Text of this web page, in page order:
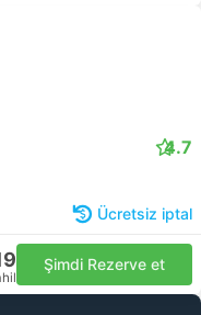
4.7
Ücretsiz iptal
Şimdi Rezerve et